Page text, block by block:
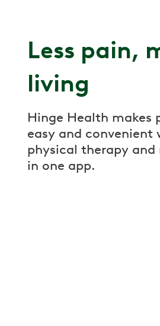
Less pain,
living
Hinge Health makes
easy and convenient
physical therapy
in one app.